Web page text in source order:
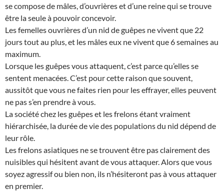
se compose de mâles, d’ouvrières et d’une reine qui se trouve
être la seule à pouvoir concevoir.
Les femelles ouvrières d’un nid de guêpes ne vivent que 22
jours tout au plus, et les mâles eux ne vivent que 6 semaines au
maximum.
Lorsque les guêpes vous attaquent, c’est parce qu’elles se
sentent menacées. C’est pour cette raison que souvent,
aussitôt que vous ne faites rien pour les effrayer, elles peuvent
ne pas s’en prendre à vous.
La société chez les guêpes et les frelons étant vraiment
hiérarchisée, la durée de vie des populations du nid dépend de
leur rôle.
Les frelons asiatiques ne se trouvent être pas clairement des
nuisibles qui hésitent avant de vous attaquer. Alors que vous
soyez agressif ou bien non, ils n’hésiteront pas à vous attaquer
en premier.